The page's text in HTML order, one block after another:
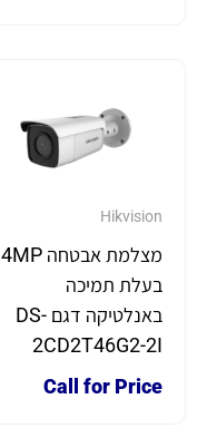
Hikvision
מצלמת אבטחה 4MP
בעלת תמיכה
באנלטיקה דגם DS-
2CD2T46G2-2I
Call for Price